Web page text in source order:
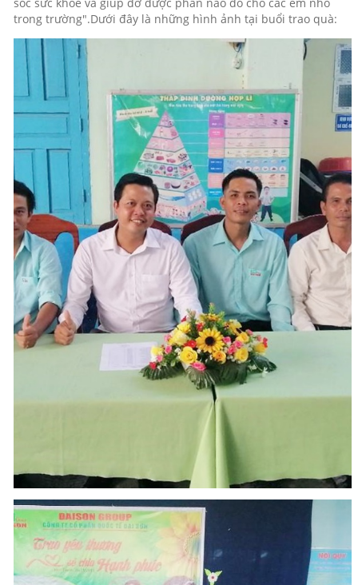
trong trường".Dưới đây là những hình ảnh tại buổi trao quà: